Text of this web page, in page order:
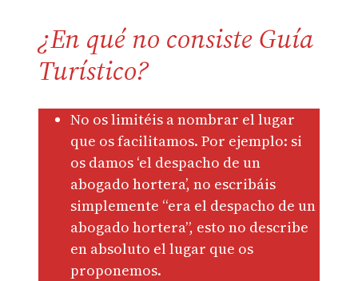
¿En qué no consiste Guía
Turístico?
No os limitéis a nombrar el lugar
que os facilitamos. Por ejemplo: si
os damos ‘el despacho de un
abogado hortera’, no escribáis
simplemente “era el despacho de un
abogado hortera”, esto no describe
en absoluto el lugar que os
proponemos.